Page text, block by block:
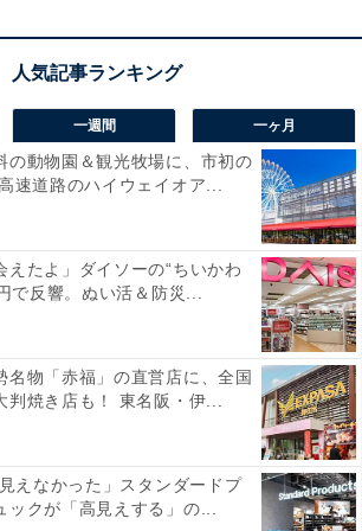
もハッキリと画面が見えるのが嬉しい
画面で堪能できます。無料の地図更新
に最新の情報を保てる安心感も魅力。
ッと引き上げてくれる一台です！
画質が非常にクリア」「反応が速くて
。一方で、「機能が豊富な分、配線が
声も。車内で高精細な映像を楽しみた
ビゲーションで安心して走りたい人に
品といえそうです。
一週間 一ヶ月
の動物園＆観光牧場に、市初の
速道路のハイウェイオア...
えたよ」ダイソーの“ちいかわ
で反響。ぬい活＆防災...
名物「赤福」の直営店に、全国
判焼き店も！ 東名阪・伊...
えなかった」スタンダードプ
ックが「高見えする」の...